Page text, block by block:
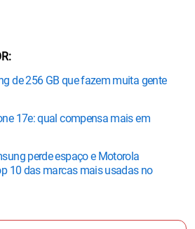
de 256 GB que fazem muita gente
17e: qual compensa mais em
perde espaço e Motorola
10 das marcas mais usadas no